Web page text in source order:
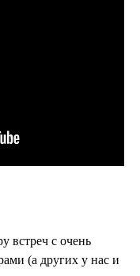
встреч с очень
(а других у нас и